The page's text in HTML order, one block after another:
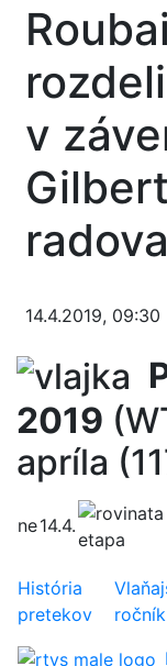
v
14.4.2019,
2019
apríla
ne14.4.
História
pretekov
ročník